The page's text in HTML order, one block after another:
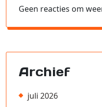
Geen reacties om
Archief
juli 2026